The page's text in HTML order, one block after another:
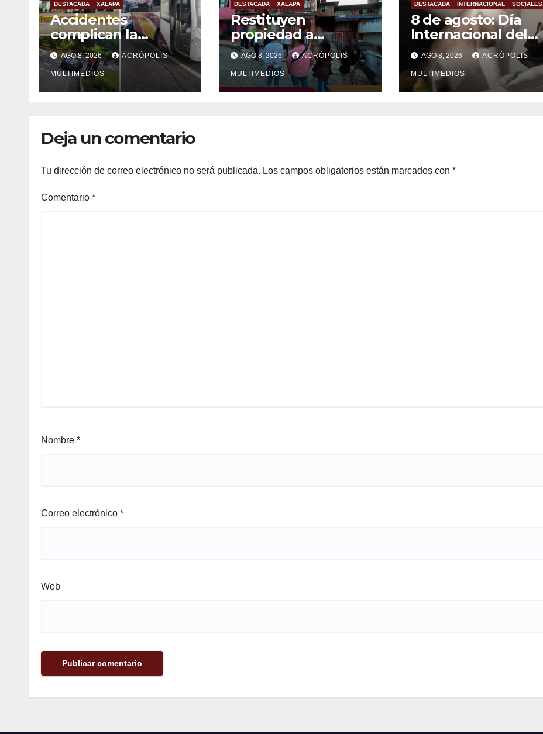
DESTACADA XALAPA
Accidentes
complican la
mañana en Xalapa
AGO 8, 2026 ACRÓPOLIS
MULTIMEDIOS
DESTACADA XALAPA
Restituyen
propiedad a
víctimas en Xalapa
AGO 8, 2026 ACRÓPOLIS
MULTIMEDIOS
DESTACADA INTERNACIONAL SOCIALES
8 de agosto: Día
Internacional del
Gato
AGO 8, 2026 ACRÓPOLIS
MULTIMEDIOS
Deja un comentario
Tu dirección de correo electrónico no será publicada. Los campos obligatorios están marcados con *
Comentario *
Nombre *
Correo electrónico *
Web